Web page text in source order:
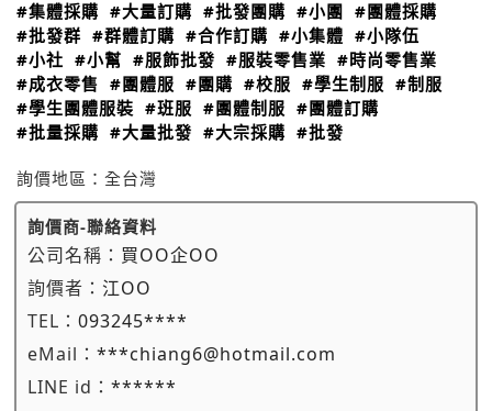
#集體採購 #大量訂購 #批發團購 #小團 #團體採購
#批發群 #群體訂購 #合作訂購 #小集體 #小隊伍
#小社 #小幫 #服飾批發 #服裝零售業 #時尚零售業
#成衣零售 #團體服 #團購 #校服 #學生制服 #制服
#學生團體服裝 #班服 #團體制服 #團體訂購
#批量採購 #大量批發 #大宗採購 #批發
詢價地區： 全台灣
詢價商-聯絡資料
公司名稱： 買OO企OO
詢價者： 江OO
TEL： 093245****
eMail： ***chiang6@hotmail.com
LINE id： ******